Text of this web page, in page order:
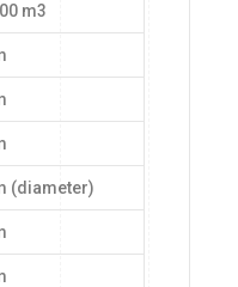
m3
(diameter)